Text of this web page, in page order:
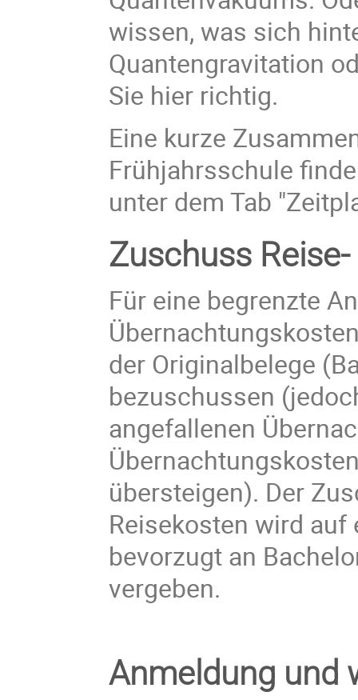
wissen, was sich
Quantengravitation
Sie hier richtig.
Eine kurze
Frühjahrsschule
unter dem Tab
Zuschuss
Für eine begrenzte
der Originalbelege
bezuschussen
angefallenen
übersteigen). Der
Reisekosten wird
bevorzugt an
vergeben.
Anmeldung und